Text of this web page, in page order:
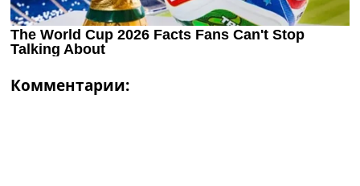
Комментарии: